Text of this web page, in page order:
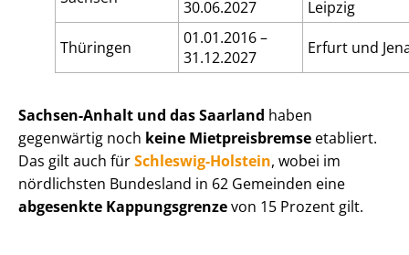
30.06.2027
Leipzig
Thüringen
01.01.2016 –
31.12.2027
Erfurt und
Sachsen-Anhalt und das Saarland haben
gegenwärtig noch keine Mietpreisbremse etabliert.
Das gilt auch fürSchleswig-Holstein, wobei im
nördlichsten Bundesland in 62 Gemeinden eine
abgesenkte Kappungsgrenzevon 15 Prozent gilt.